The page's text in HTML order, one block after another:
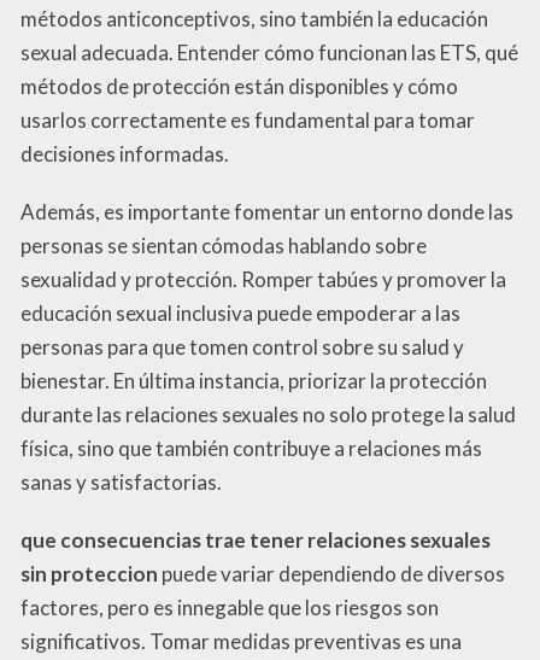
métodos anticonceptivos, sino también la educación
sexual adecuada. Entender cómo funcionan las ETS, qué
métodos de protección están disponibles y cómo
usarlos correctamente es fundamental para tomar
decisiones informadas.
Además, es importante fomentar un entorno donde las
personas se sientan cómodas hablando sobre
sexualidad y protección. Romper tabúes y promover la
educación sexual inclusiva puede empoderar a las
personas para que tomen control sobre su salud y
bienestar. En última instancia, priorizar la protección
durante las relaciones sexuales no solo protege la salud
física, sino que también contribuye a relaciones más
sanas y satisfactorias.
que consecuencias trae tener relaciones sexuales
sin proteccion puede variar dependiendo de diversos
factores, pero es innegable que los riesgos son
significativos. Tomar medidas preventivas es una